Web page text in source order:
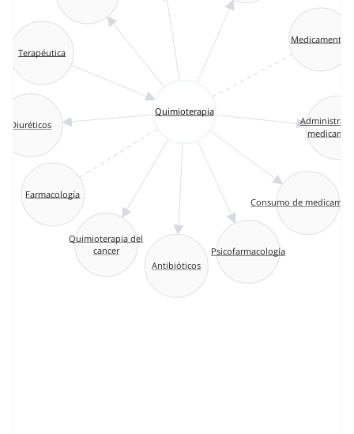
Quimioterapia del
cancer
Farmacología
Terapéutica
Psicofarmacología
Antibióticos
Medicamentos
Diuréticos
Quimioterapia
Consumo de